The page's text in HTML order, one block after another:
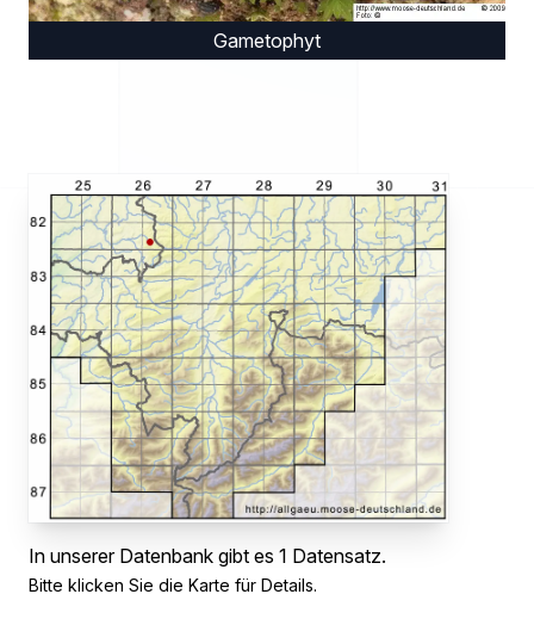
Gametophyt
In unserer Datenbank gibt es 1 Datensatz.
Bitte klicken Sie die Karte für Details.